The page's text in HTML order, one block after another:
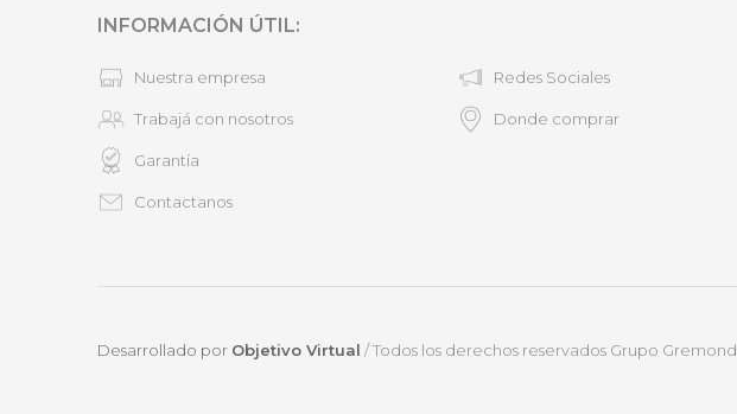
INFORMACIÓN ÚTIL:
Nuestra empresa
Trabajá con nosotros
Garantía
Contactanos
Redes Sociales
Donde comprar
Desarrollado por Objetivo Virtual / Todos los derechos reservados Grupo Gremond